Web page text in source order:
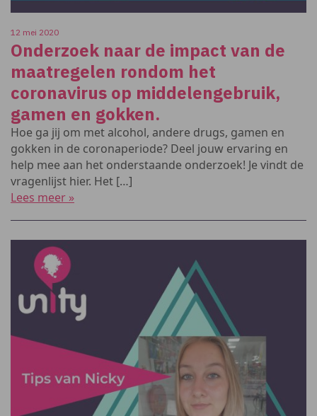
12 mei 2020
Onderzoek naar de impact van de
maatregelen rondom het
coronavirus op middelengebruik,
gamen en gokken.
Hoe ga jij om met alcohol, andere drugs, gamen en
gokken in de coronaperiode? Deel jouw ervaring en
help mee aan het onderstaande onderzoek! Je vindt de
vragenlijst hier. Het […]
Lees meer »